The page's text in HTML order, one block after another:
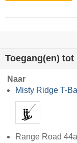
Toegang(en) tot
Naar
Misty Ridge T-
Range Road